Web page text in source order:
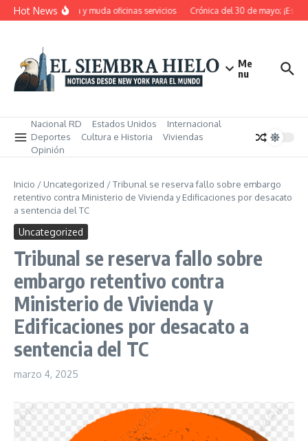
Saltar al contenido
Hot News
RD pensiona, cierra y muda oficinas servicios Crónica del 30 de mayo;
Me
nu
Nacional RD Estados Unidos
Internacional
Deportes
Cultura e Historia
Viviendas
Opinión
Inicio / Uncategorized /Tribunal se reserva fallo sobre embargo
retentivo contra Ministerio de Vivienda y Edificaciones por desacato
a sentencia del TC
Uncategorized
Tribunal se reserva fallo sobre
embargo retentivo contra
Ministerio de Vivienda y
Edificaciones por desacato a
sentencia del TC
marzo 4, 2025